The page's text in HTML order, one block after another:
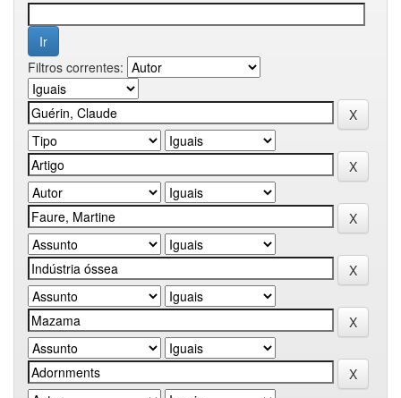
Filtros correntes: